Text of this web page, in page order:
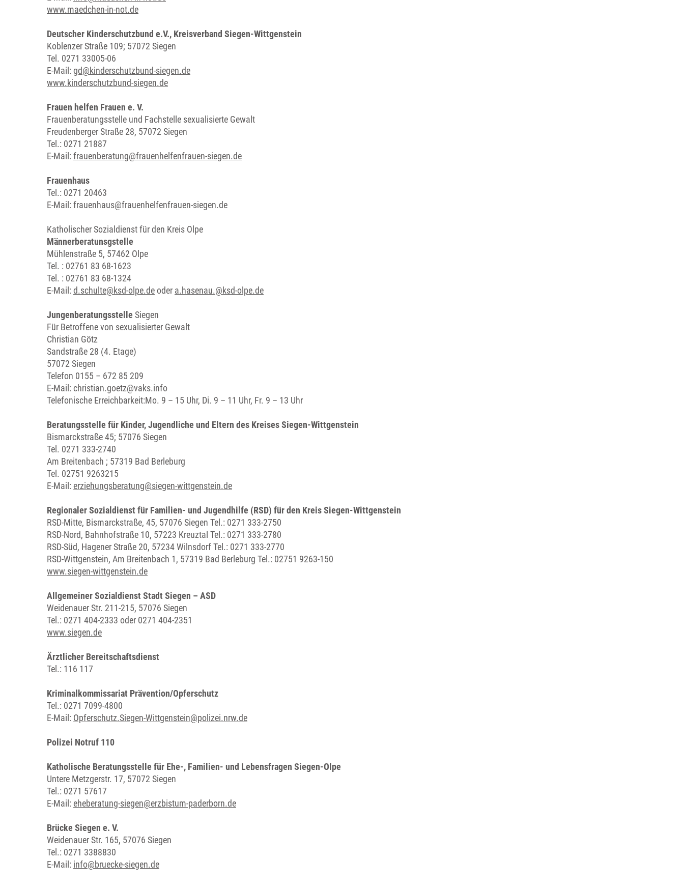
www.maedchen-in-not.de
Deutscher Kinderschutzbund e.V., Kreisverband Siegen-Wittgenstein
Koblenzer Straße 109; 57072 Siegen
Tel. 0271 33005-06
E-Mail: gd@kinderschutzbund-siegen.de
www.kinderschutzbund-siegen.de
Frauen helfen Frauen e. V.
Frauenberatungsstelle und Fachstelle sexualisierte Gewalt
Freudenberger Straße 28, 57072 Siegen
Tel.: 0271 21887
E-Mail: frauenberatung@frauenhelfenfrauen-siegen.de
Frauenhaus
Tel.: 0271 20463
E-Mail: frauenhaus@frauenhelfenfrauen-siegen.de
Katholischer Sozialdienst für den Kreis Olpe
Männerberatunsgstelle
Mühlenstraße 5, 57462 Olpe
Tel. : 02761 83 68-1623
Tel. : 02761 83 68-1324
E-Mail: d.schulte@ksd-olpe.deoder a.hasenau.@ksd-olpe.de
Jungenberatungsstelle Siegen
Für Betroffene von sexualisierter Gewalt
Christian Götz
Sandstraße 28 (4. Etage)
57072 Siegen
Telefon 0155 – 672 85 209
E-Mail: christian.goetz@vaks.info
Telefonische Erreichbarkeit:Mo. 9 – 15 Uhr, Di. 9 – 11 Uhr, Fr. 9 – 13 Uhr
Beratungsstelle für Kinder, Jugendliche und Eltern des Kreises Siegen-Wittgenstein
Bismarckstraße 45; 57076 Siegen
Tel. 0271 333-2740
Am Breitenbach ; 57319 Bad Berleburg
Tel. 02751 9263215
E-Mail: erziehungsberatung@siegen-wittgenstein.de
Regionaler Sozialdienst für Familien- und Jugendhilfe (RSD) für den Kreis Siegen-Wittgenstein
RSD-Mitte, Bismarckstraße, 45, 57076 Siegen Tel.: 0271 333-2750
RSD-Nord, Bahnhofstraße 10, 57223 Kreuztal Tel.: 0271 333-2780
RSD-Süd, Hagener Straße 20, 57234 Wilnsdorf Tel.: 0271 333-2770
RSD-Wittgenstein, Am Breitenbach 1, 57319 Bad Berleburg Tel.: 02751 9263-150
www.siegen-wittgenstein.de
Allgemeiner Sozialdienst Stadt Siegen – ASD
Weidenauer Str. 211-215, 57076 Siegen
Tel.: 0271 404-2333 oder 0271 404-2351
www.siegen.de
Ärztlicher Bereitschaftsdienst
Tel.: 116 117
Kriminalkommissariat Prävention/Opferschutz
Tel.: 0271 7099-4800
E-Mail: Opferschutz.Siegen-Wittgenstein@polizei.nrw.de
Polizei Notruf 110
Katholische Beratungsstelle für Ehe-, Familien- und Lebensfragen Siegen-Olpe
Untere Metzgerstr. 17, 57072 Siegen
Tel.: 0271 57617
E-Mail: eheberatung-siegen@erzbistum-paderborn.de
Brücke Siegen e. V.
Weidenauer Str. 165, 57076 Siegen
Tel.: 0271 3388830
E-Mail: info@bruecke-siegen.de